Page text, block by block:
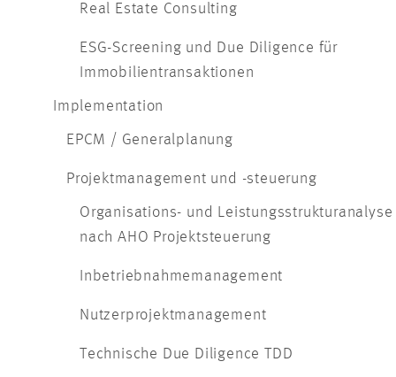
Real Estate Consulting
ESG-Screening und Due Diligence für
Immobilientransaktionen
Implementation
EPCM / Generalplanung
Projektmanagement und -steuerung
Organisations- und Leistungsstrukturanalyse
nach AHO Projektsteuerung
Inbetriebnahmemanagement
Nutzerprojektmanagement
Technische Due Diligence TDD